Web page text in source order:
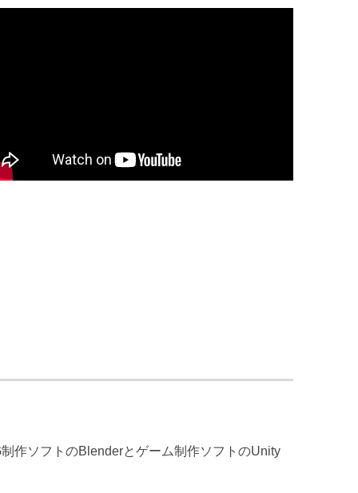
作ソフトのBlenderとゲーム制作ソフトのUnity